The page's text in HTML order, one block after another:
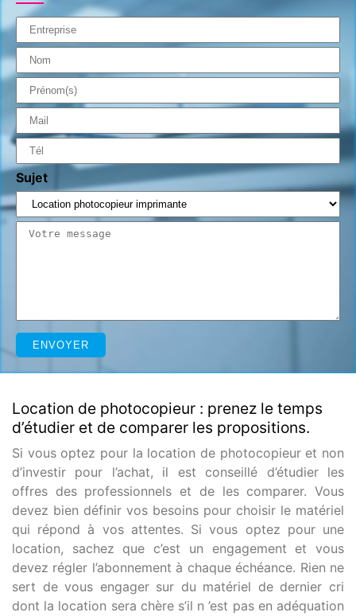
Sujet
Location de photocopieur : prenez le temps
d’étudier et de comparer les propositions.
Si vous optez pour la location de photocopieur et non
d’investir pour l’achat, il est conseillé d’étudier les
offres des professionnels et de les comparer. Vous
devez bien définir vos besoins pour choisir le matériel
qui répond à vos attentes. Si vous optez pour une
location, sachez que c’est un engagement et vous
devez régler l’abonnement à chaque échéance. Rien ne
sert de vous engager sur du matériel de dernier cri
dont la location sera chère s’il n ’est pas en adéquation